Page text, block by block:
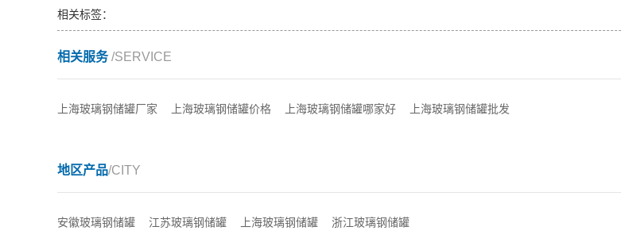
相关标签：
相关服务/SERVICE
上海玻璃钢储罐厂家 上海玻璃钢储罐价格 上海玻璃钢储罐哪家好 上海玻璃钢储罐批发
地区产品/CITY
安徽玻璃钢储罐 江苏玻璃钢储罐 上海玻璃钢储罐 浙江玻璃钢储罐